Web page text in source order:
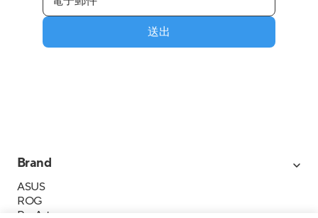
送出
Brand
ASUS
ROG